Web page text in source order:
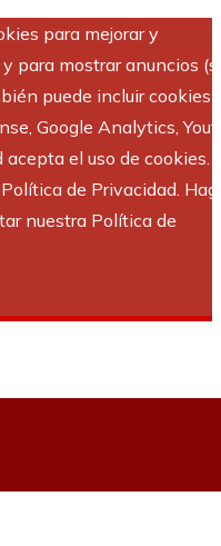
para mejorar y
para mostrar anuncios
puede incluir cookies
Google Analytics,
el uso de cookies.
de Privacidad.
nuestra Política de